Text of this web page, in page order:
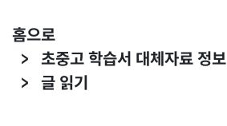
홈으로
초중고 학습서 대체자료 정보
글 읽기